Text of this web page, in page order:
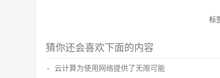
标
猜你还会喜欢下面的内容
云计算为使用网络提供了无限可能